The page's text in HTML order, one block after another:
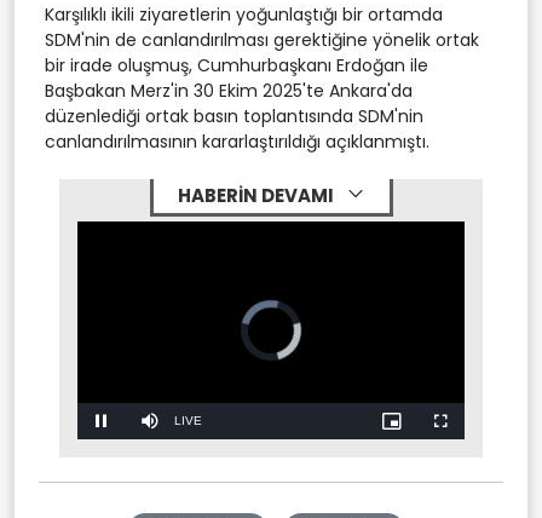
Karşılıklı ikili ziyaretlerin yoğunlaştığı bir ortamda
SDM'nin de canlandırılması gerektiğine yönelik ortak
bir irade oluşmuş, Cumhurbaşkanı Erdoğan ile
Başbakan Merz'in 30 Ekim 2025'te Ankara'da
düzenlediği ortak basın toplantısında SDM'nin
canlandırılmasının kararlaştırıldığı açıklanmıştı.
HABERİN DEVAMI
Pause Mute Stream
LIVE
Picture-
in-
Fullscreen